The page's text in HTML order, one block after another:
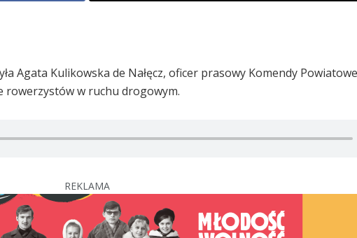
Agata Kulikowska de Nałęcz, oficer prasowy Komendy
rowerzystów w ruchu drogowym.
REKLAMA